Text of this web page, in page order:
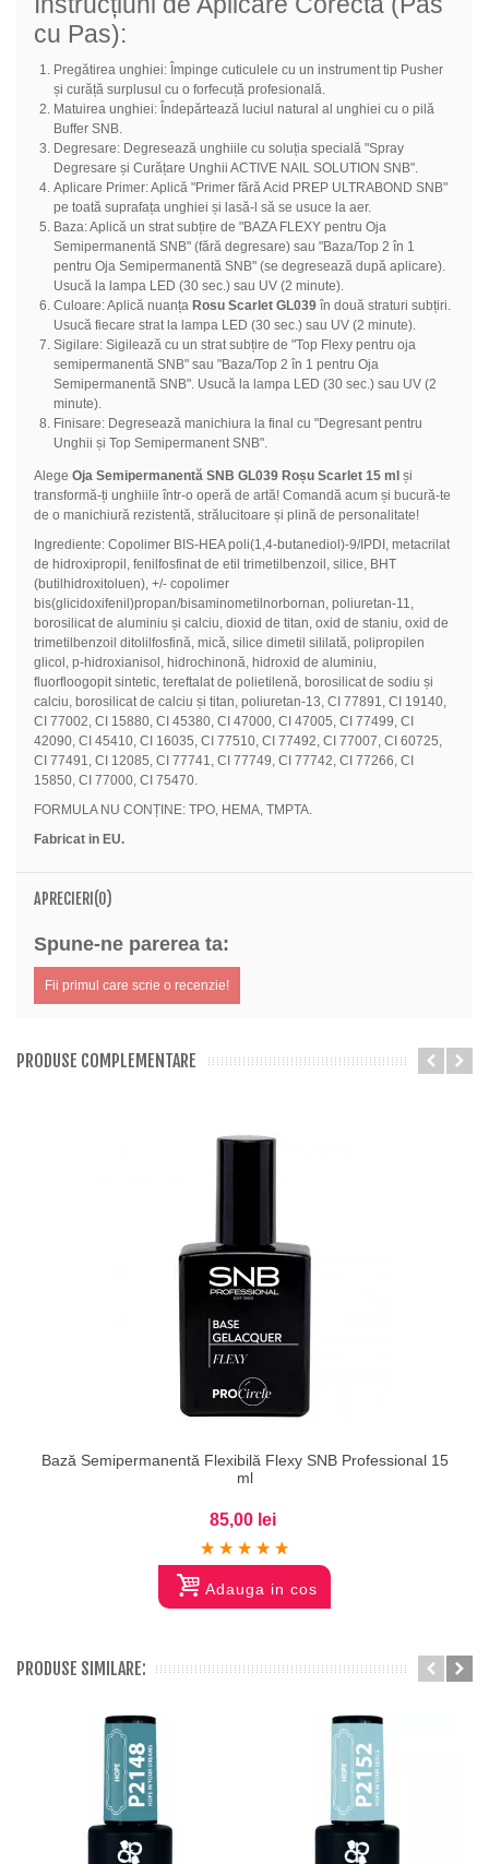
cu Pas):
Pregătirea unghiei: Împinge cuticulele cu un instrument tip Pusher
și curăță surplusul cu o forfecuță profesională.
Matuirea unghiei: Îndepărtează luciul natural al unghiei cu o pilă
Buffer SNB.
Degresare: Degresează unghiile cu soluția specială "Spray
Degresare și Curățare Unghii ACTIVE NAIL SOLUTION SNB".
Aplicare Primer: Aplică "Primer fără Acid PREP ULTRABOND SNB"
pe toată suprafața unghiei și lasă-l să se usuce la aer.
Baza: Aplică un strat subțire de "BAZA FLEXY pentru Oja
Semipermanentă SNB" (fără degresare) sau "Baza/Top 2 în 1
pentru Oja Semipermanentă SNB" (se degresează după aplicare).
Usucă la lampa LED (30 sec.) sau UV (2 minute).
Culoare: Aplică nuanța Rosu Scarlet GL039în două straturi subțiri.
Usucă fiecare strat la lampa LED (30 sec.) sau UV (2 minute).
Sigilare: Sigilează cu un strat subțire de "Top Flexy pentru oja
semipermanentă SNB" sau "Baza/Top 2 în 1 pentru Oja
Semipermanentă SNB". Usucă la lampa LED (30 sec.) sau UV (2
minute).
Finisare: Degresează manichiura la final cu "Degresant pentru
Unghii și Top Semipermanent SNB".
Alege Oja Semipermanentă SNB GL039 Roșu Scarlet 15 ml și
transformă-ți unghiile într-o operă de artă! Comandă acum și bucură-te
de o manichiură rezistentă, strălucitoare și plină de personalitate!
Ingrediente: Copolimer BIS-HEA poli(1,4-butanediol)-9/IPDI, metacrilat
de hidroxipropil, fenilfosfinat de etil trimetilbenzoil, silice, BHT
(butilhidroxitoluen), +/- copolimer
bis(glicidoxifenil)propan/bisaminometilnorbornan, poliuretan-11,
borosilicat de aluminiu și calciu, dioxid de titan, oxid de staniu, oxid de
trimetilbenzoil ditolilfosfină, mică, silice dimetil sililată, polipropilen
glicol, p-hidroxianisol, hidrochinonă, hidroxid de aluminiu,
fluorfloogopit sintetic, tereftalat de polietilenă, borosilicat de sodiu și
calciu, borosilicat de calciu și titan, poliuretan-13, CI 77891, CI 19140,
CI 77002, CI 15880, CI 45380, CI 47000, CI 47005, CI 77499, CI
42090, CI 45410, CI 16035, CI 77510, CI 77492, CI 77007, CI 60725,
CI 77491, CI 12085, CI 77741, CI 77749, CI 77742, CI 77266, CI
15850, CI 77000, CI 75470.
FORMULA NU CONȚINE: TPO, HEMA, TMPTA.
Fabricat in EU.
APRECIERI(0)
Spune-ne parerea ta:
Fii primul care scrie o recenzie!
PRODUSE COMPLEMENTARE
Bază Semipermanentă Flexibilă Flexy SNB Professional 15
ml
85,00 lei
Adauga in cos
PRODUSE SIMILARE: